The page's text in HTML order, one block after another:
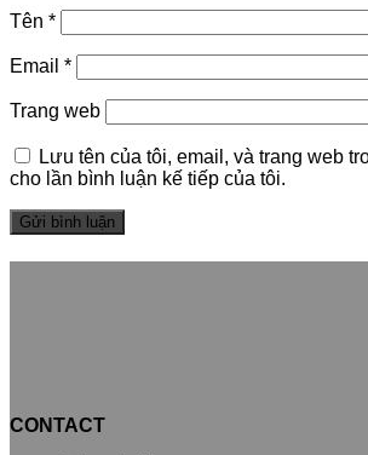
Tên *
Email *
Trang web
Lưu tên của tôi, email, và trang web
cho lần bình luận kế tiếp của tôi.
CONTACT